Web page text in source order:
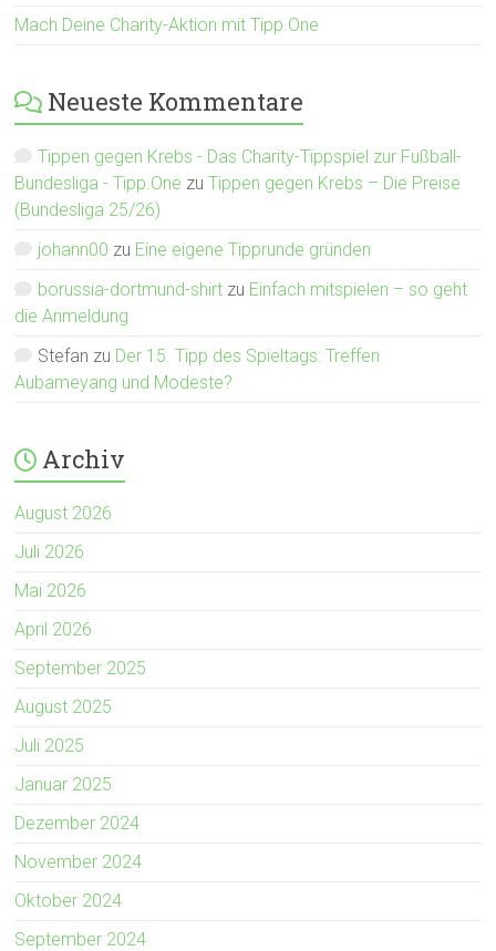
Mach Deine Charity-Aktion mit Tipp.One
Neueste Kommentare
Tippen gegen Krebs - Das Charity-Tippspiel zur Fußball-
Bundesliga - Tipp.One zuTippen gegen Krebs – Die Preise
(Bundesliga 25/26)
johann00 zu Eine eigene Tipprunde gründen
borussia-dortmund-shirt zu Einfach mitspielen – so geht
die Anmeldung
Stefan zu Der 15. Tipp des Spieltags: Treffen
Aubameyang und Modeste?
Archiv
August 2026
Juli 2026
Mai 2026
April 2026
September 2025
August 2025
Juli 2025
Januar 2025
Dezember 2024
November 2024
Oktober 2024
September 2024